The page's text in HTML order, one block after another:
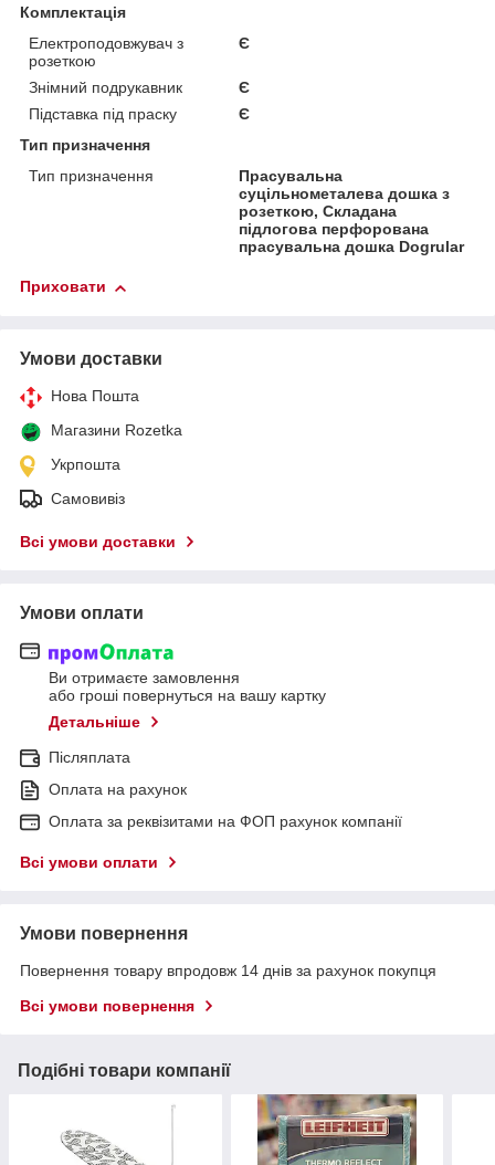
Комплектація
Електроподовжувач з
розеткою
Є
Знімний подрукавник
Є
Підставка під праску
Є
Тип призначення
Тип призначення
Прасувальна
суцільнометалева дошка з
розеткою, Складана
підлогова перфорована
прасувальна дошка Dogrular
Приховати
Умови доставки
Нова Пошта
Магазини Rozetka
Укрпошта
Самовивіз
Всі умови доставки
Умови оплати
Ви отримаєте замовлення
або гроші повернуться на вашу картку
Детальніше
Післяплата
Оплата на рахунок
Оплата за реквізитами на ФОП рахунок компанії
Всі умови оплати
Умови повернення
Повернення товару впродовж 14 днів за рахунок покупця
Всі умови повернення
Подібні товари компанії